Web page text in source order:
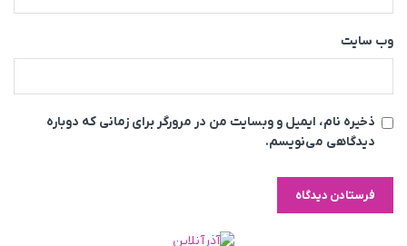
وب‌ سایت
ذخیره نام، ایمیل و وبسایت من در مرورگر برای زمانی که دوباره
دیدگاهی می‌نویسم.